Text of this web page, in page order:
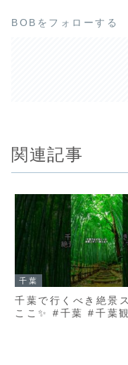
BOBをフォローする
関連記事
千葉
千葉で行くべき絶景
ここ✨ #千葉 #千葉